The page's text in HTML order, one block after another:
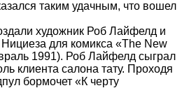
таким удачным, что вошел
художник Роб Лайфелд и
для комикса «The New
1991). Роб Лайфелд сыграл
клиента салона тату. Проходя
бормочет «К черту